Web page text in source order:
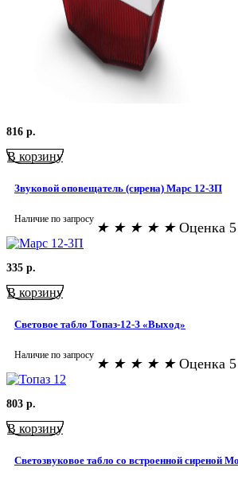
816 р.
В корзину
Звуковой оповещатель (сирена) Марс 12-ЗП
Наличие по запросу
★ ★ ★ ★ ★ Оценка
335 р.
В корзину
Световое табло Топаз-12-З «Выход»
Наличие по запросу
★ ★ ★ ★ ★ Оценка
803 р.
В корзину
Светозвуковое табло со встроенной сиреной